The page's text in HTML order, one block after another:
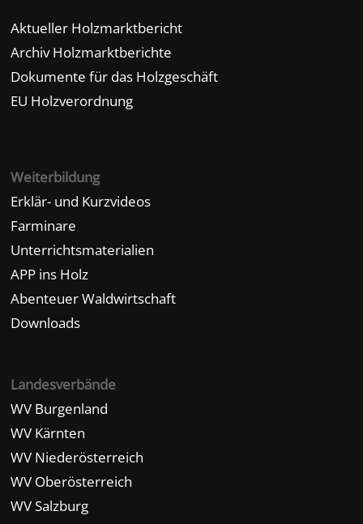
Aktueller Holzmarktbericht
Archiv Holzmarktberichte
Dokumente für das Holzgeschäft
EU Holzverordnung
Weiterbildung
Erklär- und Kurzvideos
Farminare
Unterrichtsmaterialien
APP ins Holz
Abenteuer Waldwirtschaft
Downloads
Landesverbände
WV Burgenland
WV Kärnten
WV Niederösterreich
WV Oberösterreich
WV Salzburg